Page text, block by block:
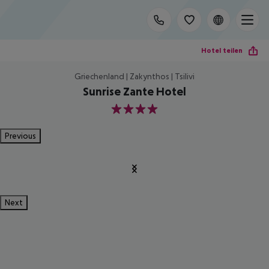
Hotel teilen
Griechenland | Zakynthos | Tsilivi
Sunrise Zante Hotel
4
Previous
Next